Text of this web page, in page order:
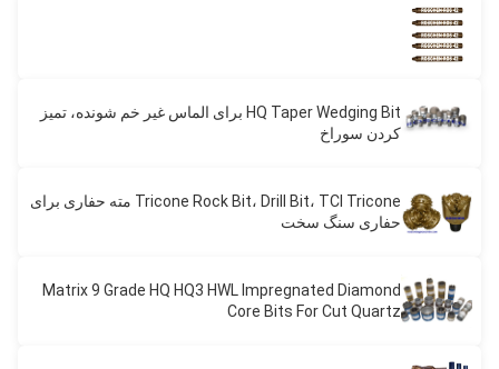
HQ Taper Wedging Bit برای الماس غیر خم شونده، تمیز
کردن سوراخ
Tricone Rock Bit، Drill Bit، TCI Tricone مته حفاری برای
حفاری سنگ سخت
Matrix 9 Grade HQ HQ3 HWL Impregnated Diamond
Core Bits For Cut Quartz